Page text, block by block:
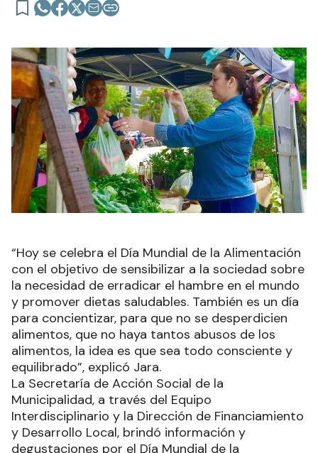
“Hoy se celebra el Día Mundial de la Alimentación
con el objetivo de sensibilizar a la sociedad sobre
la necesidad de erradicar el hambre en el mundo
y promover dietas saludables. También es un día
para concientizar, para que no se desperdicien
alimentos, que no haya tantos abusos de los
alimentos, la idea es que sea todo consciente y
equilibrado”, explicó Jara.
La Secretaría de Acción Social de la
Municipalidad, a través del Equipo
Interdisciplinario y la Dirección de Financiamiento
y Desarrollo Local, brindó información y
degustaciones por el Día Mundial de la